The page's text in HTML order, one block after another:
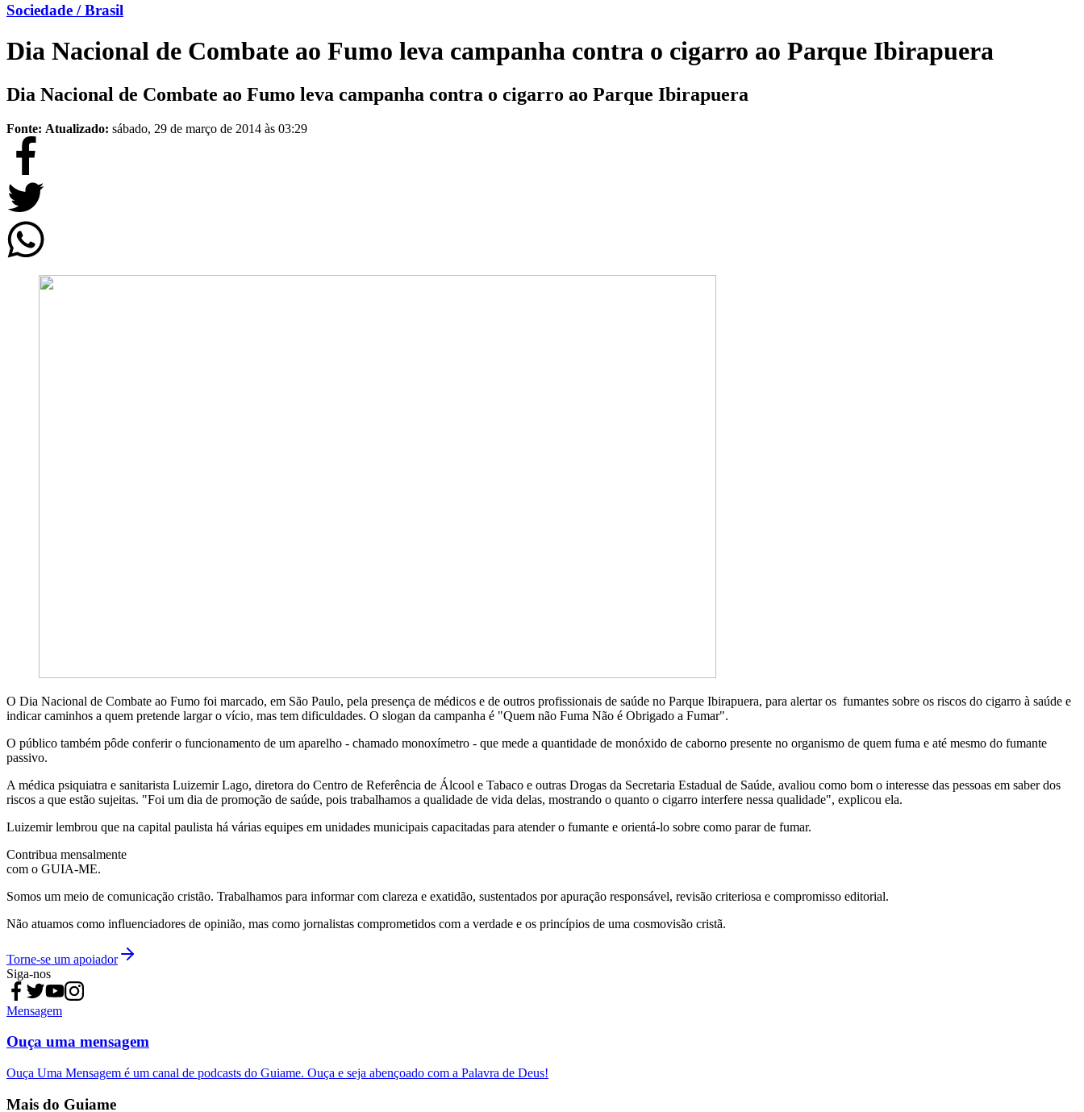
Sociedade / Brasil
Dia Nacional de Combate ao Fumo leva campanha contra o cigarro ao Parque Ibirapuera
Dia Nacional de Combate ao Fumo leva campanha contra o cigarro ao Parque Ibirapuera
Fonte: Atualizado: sábado, 29 de março de 2014 às 03:29
O Dia Nacional de Combate ao Fumo foi marcado, em São Paulo, pela presença de médicos e de outros profissionais de saúde no Parque Ibirapuera, para alertar os fumantes sobre os riscos do cigarro à saúde e
indicar caminhos a quem pretende largar o vício, mas tem dificuldades. O slogan da campanha é "Quem não Fuma Não é Obrigado a Fumar".
O público também pôde conferir o funcionamento de um aparelho - chamado monoxímetro - que mede a quantidade de monóxido de caborno presente no organismo de quem fuma e até mesmo do fumante
passivo.
A médica psiquiatra e sanitarista Luizemir Lago, diretora do Centro de Referência de Álcool e Tabaco e outras Drogas da Secretaria Estadual de Saúde, avaliou como bom o interesse das pessoas em saber dos
riscos a que estão sujeitas. "Foi um dia de promoção de saúde, pois trabalhamos a qualidade de vida delas, mostrando o quanto o cigarro interfere nessa qualidade", explicou ela.
Luizemir lembrou que na capital paulista há várias equipes em unidades municipais capacitadas para atender o fumante e orientá-lo sobre como parar de fumar.
Contribua mensalmente
com o GUIA-ME.
Somos um meio de comunicação cristão. Trabalhamos para informar com clareza e exatidão, sustentados por apuração responsável, revisão criteriosa e compromisso editorial.
Não atuamos como influenciadores de opinião, mas como jornalistas comprometidos com a verdade e os princípios de uma cosmovisão cristã.
Torne-se um apoiador
Siga-nos
Mensagem
Ouça uma mensagem
Ouça Uma Mensagem é um canal de podcasts do Guiame. Ouça e seja abençoado com a Palavra de Deus!
Mais do Guiame